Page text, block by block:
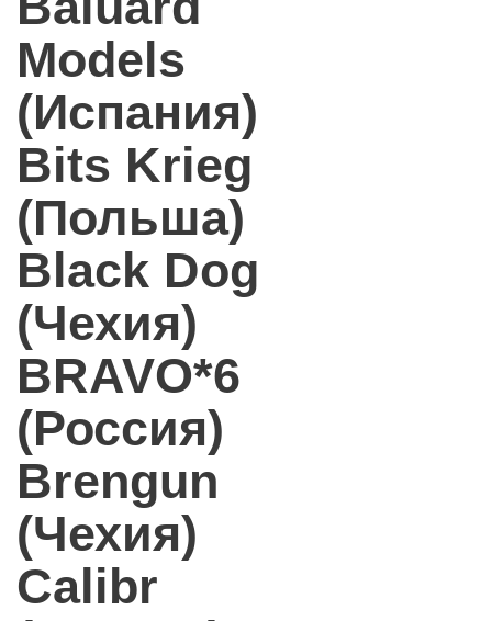
Models
(Испания)
Bits Krieg
(Польша)
Black Dog
(Чехия)
BRAVO*6
(Россия)
Brengun
(Чехия)
Calibr